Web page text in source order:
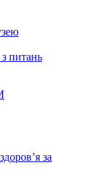
питань
за